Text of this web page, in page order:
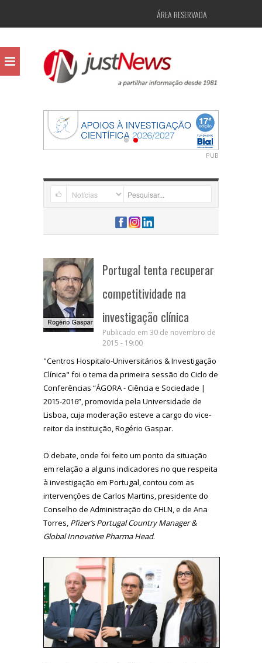
ÁREA RESERVADA
PUB
Portugal tenta recuperar
competitividade na
investigação clínica
Publicado em 30 de novembro de
2015 - 19:00
"Centros Hospitalo-Universitários & Investigação
Clínica" foi o tema da primeira sessão do Ciclo de
Conferências “ÁGORA - Ciência e Sociedade |
2015-2016”, promovida pela Universidade de
Lisboa, cuja moderação esteve a cargo do vice-
reitor da instituição, Rogério Gaspar.
O debate, onde foi feito um ponto da situação
em relação a alguns indicadores no que respeita
à investigação em Portugal, contou com as
intervenções de Carlos Martins, presidente do
Conselho de Administração do CHLN, e de Ana
Torres, Pfizer’s Portugal Country Manager &
Global Innovative Pharma Head.